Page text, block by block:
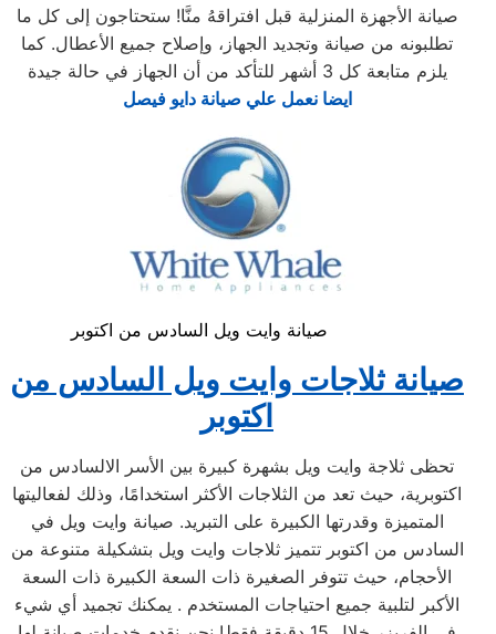
صيانة الأجهزة المنزلية قبل افتراقهُ منَّا! ستحتاجون إلى كل ما
تطلبونه من صيانة وتجديد الجهاز، وإصلاح جميع الأعطال. كما
يلزم متابعة كل 3 أشهر للتأكد من أن الجهاز في حالة جيدة
ايضا نعمل علي صيانة دايو فيصل
صيانة وايت ويل السادس من اكتوبر
صيانة ثلاجات وايت ويل السادس من
اكتوبر
تحظى ثلاجة وايت ويل بشهرة كبيرة بين الأسر الالسادس من
اكتوبرية، حيث تعد من الثلاجات الأكثر استخدامًا، وذلك لفعاليتها
المتميزة وقدرتها الكبيرة على التبريد. صيانة وايت ويل في
السادس من اكتوبر تتميز ثلاجات وايت ويل بتشكيلة متنوعة من
الأحجام، حيث تتوفر الصغيرة ذات السعة الكبيرة ذات السعة
الأكبر لتلبية جميع احتياجات المستخدم . يمكنك تجميد أي شيء